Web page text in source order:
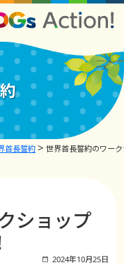
首長誓約 世界首長誓約のワー
ショップ
2024年10月25日